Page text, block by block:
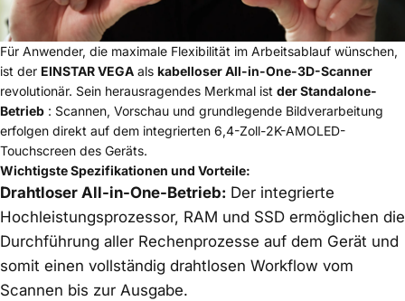
Für Anwender, die maximale Flexibilität im Arbeitsablauf wünschen,
ist der EINSTAR VEGA als kabelloser All-in-One-3D-Scanner
revolutionär. Sein herausragendes Merkmal ist der Standalone-
Betrieb : Scannen, Vorschau und grundlegende Bildverarbeitung
erfolgen direkt auf dem integrierten 6,4-Zoll-2K-AMOLED-
Touchscreen des Geräts.
Wichtigste Spezifikationen und Vorteile:
Drahtloser All-in-One-Betrieb: Der integrierte
Hochleistungsprozessor, RAM und SSD ermöglichen die
Durchführung aller Rechenprozesse auf dem Gerät und
somit einen vollständig drahtlosen Workflow vom
Scannen bis zur Ausgabe.